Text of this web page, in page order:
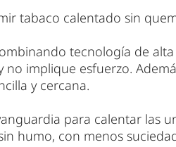
tabaco calentado sin
tecnología de
no implique esfuerzo.
y cercana.
para calentar las
humo, con menos